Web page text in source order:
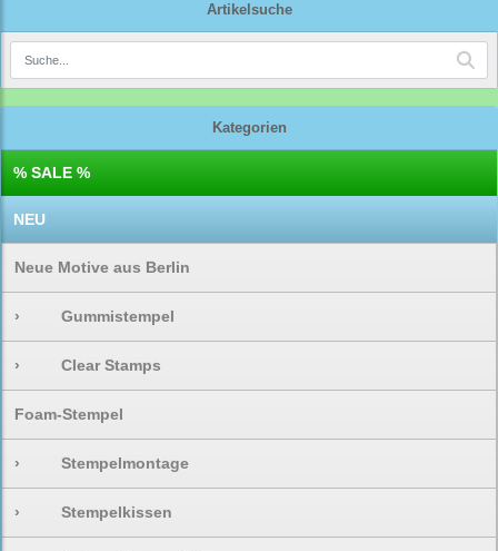
Artikelsuche
Kategorien
% SALE %
NEU
Neue Motive aus Berlin
› Gummistempel
› Clear Stamps
Foam-Stempel
› Stempelmontage
› Stempelkissen